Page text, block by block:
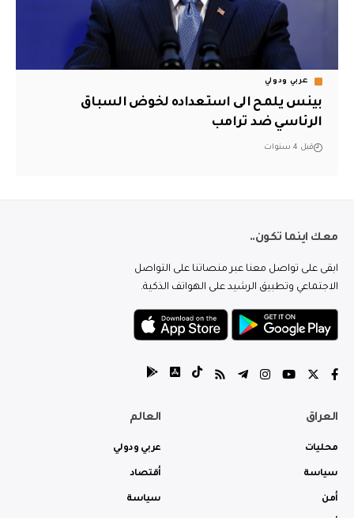
عربي ودولي
بينس يلمح الى استعداده لخوض السباق
الرئاسي ضد ترامب
قبل 4 سنوات
معك اينما تكون..
ابقى على تواصل معنا عبر منصاتنا على التواصل
الاجتماعي وتطبيق الرشيد على الهواتف الذكية.
العراق
محليات
سياسة
أمن
العالم
عربي ودولي
أقتصاد
سياسة